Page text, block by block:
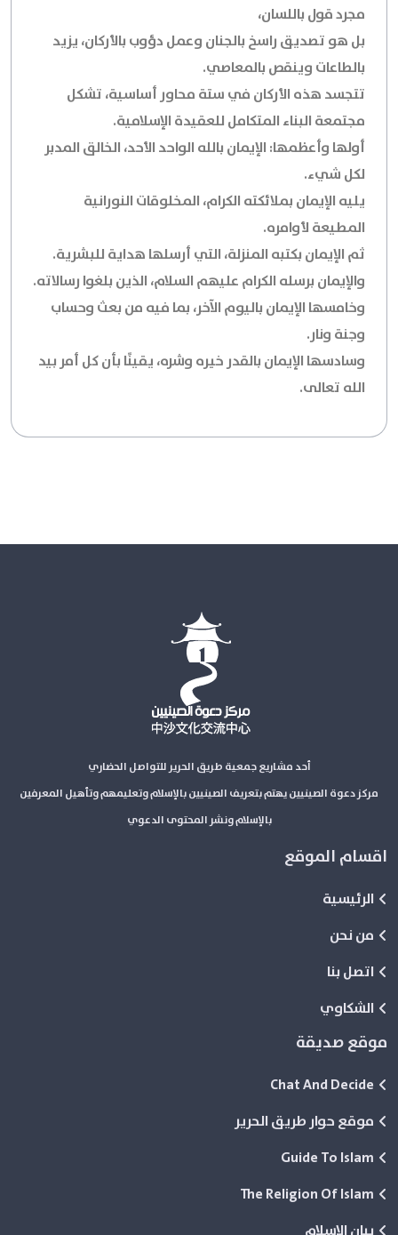
مجرد قول باللسان،
بل هو تصديق راسخ بالجنان وعمل دؤوب بالأركان، يزيد
بالطاعات وينقص بالمعاصي.
تتجسد هذه الأركان في ستة محاور أساسية، تشكل
مجتمعة البناء المتكامل للعقيدة الإسلامية.
أولها وأعظمها: الإيمان بالله الواحد الأحد، الخالق المدبر
لكل شيء.
يليه الإيمان بملائكته الكرام، المخلوقات النورانية
المطيعة لأوامره.
ثم الإيمان بكتبه المنزلة، التي أرسلها هداية للبشرية.
والإيمان برسله الكرام عليهم السلام، الذين بلغوا رسالاته.
وخامسها الإيمان باليوم الآخر، بما فيه من بعث وحساب
وجنة ونار.
وسادسها الإيمان بالقدر خيره وشره، يقينًا بأن كل أمر بيد
الله تعالى.
أحد مشاريع جمعية طريق الحرير للتواصل الحضاري
مركز دعوة الصينيين يهتم بتعريف الصينيين بالإسلام وتعليمهم وتأهيل المعرفين
بالإسلام ونشر المحتوى الدعوي
اقسام الموقع
الرئيسية
من نحن
اتصل بنا
الشكاوي
موقع صديقة
Chat And Decide
موقع حوار طريق الحرير
Guide To Islam
The Religion Of Islam